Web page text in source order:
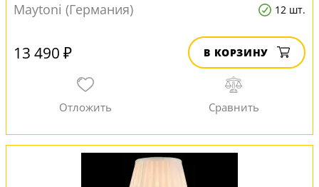
Maytoni (Германия)
12 шт.
13 490 ₽ В КОРЗИНУ